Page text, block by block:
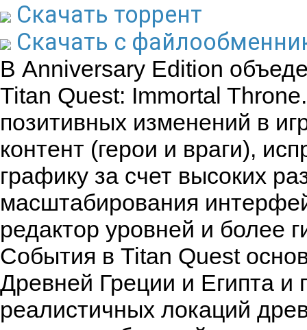
Скачать торрент
Скачать с
В Anniversary Edition
Titan Quest: Immortal
позитивных изменений в
контент (герои и враги),
графику за счет высоких
масштабирования
редактор уровней и более
События в Titan Quest
Древней Греции и Египта и
реалистичных локаций